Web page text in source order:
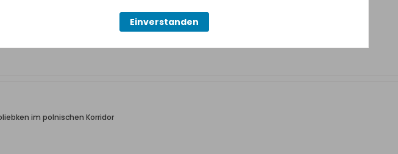
im polnischen Korridor
Einverstanden